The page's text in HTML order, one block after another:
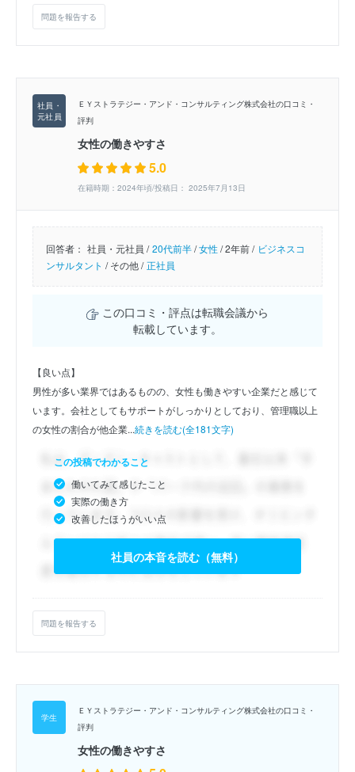
問題を報告する
ＥＹストラテジー・アンド・コンサルティング株式会社の口コミ・
評判
女性の働きやすさ
5.0
在籍時期：2024年頃/投稿日： 2025年7月13日
回答者： 社員・元社員 / 20代前半/女性/2年前 / ビジネスコ
ンサルタント /その他 / 正社員
この口コミ・評点は転職会議から
転載しています。
【良い点】
男性が多い業界ではあるものの、女性も働きやすい企業だと感じて
います。会社としてもサポートがしっかりとしており、管理職以上
の女性の割合が他企業...続きを読む(全181文字)
この投稿でわかること
働いてみて感じたこと
実際の働き方
改善したほうがいい点
社員の本音を読む（無料）
問題を報告する
ＥＹストラテジー・アンド・コンサルティング株式会社の口コミ・
評判
女性の働きやすさ